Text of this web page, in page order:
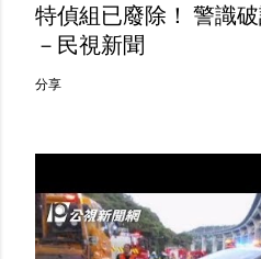
特偵組已廢除！ 警識
－民視新聞
分享